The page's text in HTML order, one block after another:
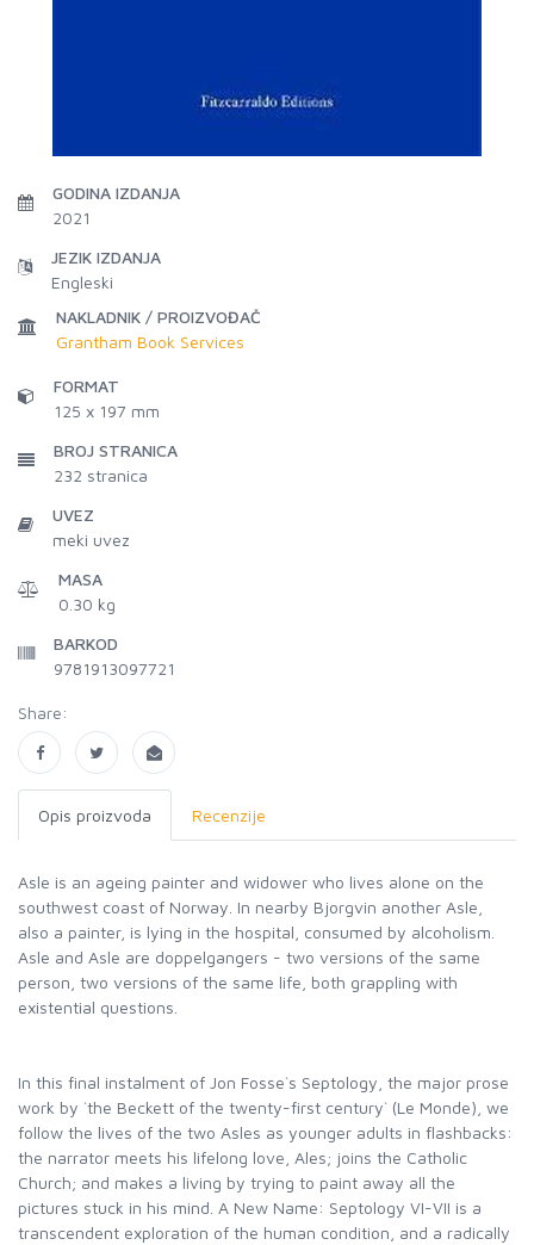
GODINA IZDANJA
2021
JEZIK IZDANJA
Engleski
NAKLADNIK / PROIZVOĐAČ
Grantham Book Services
FORMAT
125 x 197 mm
BROJ STRANICA
232 stranica
UVEZ
meki uvez
MASA
0.30 kg
BARKOD
9781913097721
Share:
Opis proizvoda Recenzije
Asle is an ageing painter and widower who lives alone on the
southwest coast of Norway. In nearby Bjorgvin another Asle,
also a painter, is lying in the hospital, consumed by alcoholism.
Asle and Asle are doppelgangers - two versions of the same
person, two versions of the same life, both grappling with
existential questions.
In this final instalment of Jon Fosse`s Septology, the major prose
work by `the Beckett of the twenty-first century` (Le Monde), we
follow the lives of the two Asles as younger adults in flashbacks:
the narrator meets his lifelong love, Ales; joins the Catholic
Church; and makes a living by trying to paint away all the
pictures stuck in his mind. A New Name: Septology VI-VII is a
transcendent exploration of the human condition, and a radically